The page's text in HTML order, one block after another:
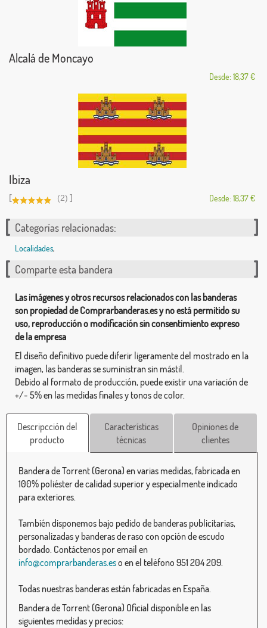
Alcalá de Moncayo
Desde: 18,37 €
Ibiza
[ (2) ] Desde: 18,37 €
Categorías relacionadas:
Localidades,
Comparte esta bandera
Las imágenes y otros recursos relacionados con las banderas
son propiedad de Comprarbanderas.es y no está permitido su
uso, reproducción o modificación sin consentimiento expreso
de la empresa
El diseño definitivo puede diferir ligeramente del mostrado en la
imagen, las banderas se suministran sin mástil.
Debido al formato de producción, puede existir una variación de
+/- 5% en las medidas finales y tonos de color.
Descripcción del
producto
Características
técnicas
Opiniones de
clientes
Bandera de Torrent (Gerona) en varias medidas, fabricada en
100% poliéster de calidad superior y especialmente indicado
para exteriores.
También disponemos bajo pedido de banderas publicitarias,
personalizadas y banderas de raso con opción de escudo
bordado. Contáctenos por email en
info@comprarbanderas.eso en el teléfono 951 204 209.
Todas nuestras banderas están fabricadas en España.
Bandera de Torrent (Gerona) Oficial disponible en las
siguientes medidas y precios: